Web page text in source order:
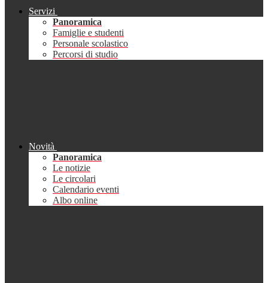
Servizi
Panoramica
Famiglie e studenti
Personale scolastico
Percorsi di studio
Novità
Panoramica
Le notizie
Le circolari
Calendario eventi
Albo online